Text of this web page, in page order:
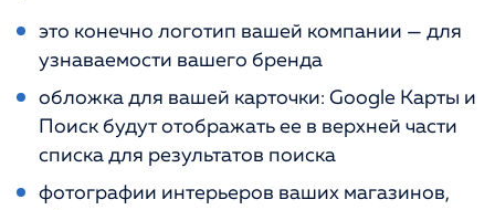
это конечно логотип вашей компании — для
узнаваемости вашего бренда
обложка для вашей карточки: Google Карты и
Поиск будут отображать ее в верхней части
списка для результатов поиска
фотографии интерьеров ваших магазинов,